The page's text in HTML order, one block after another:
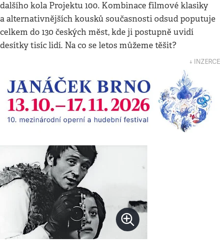
dalšího kola Projektu 100. Kombinace filmové klasiky
a alternativnějších kousků současnosti odsud poputuje
celkem do 130 českých měst, kde ji postupně uvidí
desítky tisíc lidí. Na co se letos můžeme těšit?
↓ INZERCE